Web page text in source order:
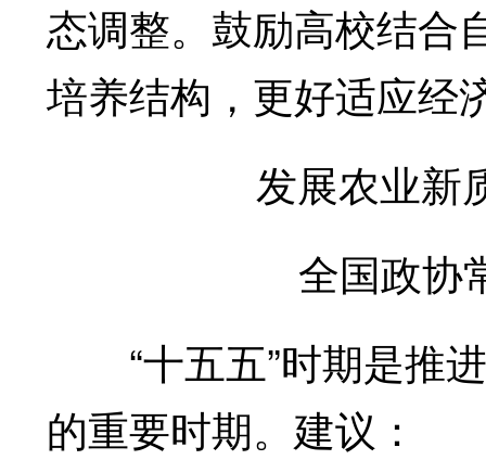
态调整。鼓励高校结合
培养结构，更好适应经
发展农业新质
全国政协常
“十五五”时期是推进
的重要时期。建议：